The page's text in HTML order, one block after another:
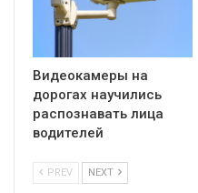
Видеокамеры на
дорогах научились
распознавать лица
водителей
PREV NEXT